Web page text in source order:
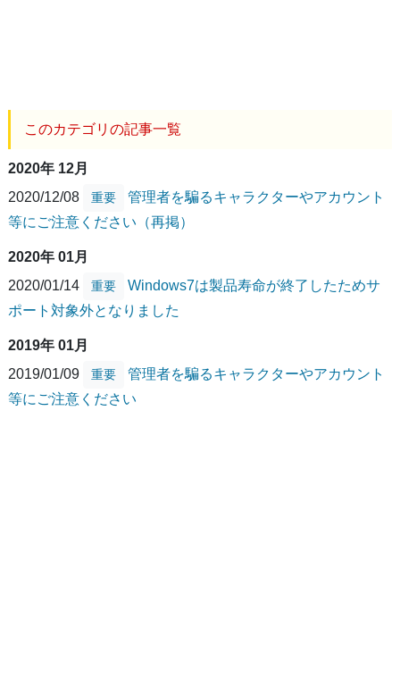
このカテゴリの記事一覧
2020年 12月
2020/12/08
重要
管理者を騙るキャラクターやアカウント
等にご注意ください（再掲）
2020年 01月
2020/01/14
重要
Windows7は製品寿命が終了したためサ
ポート対象外となりました
2019年 01月
2019/01/09
重要
管理者を騙るキャラクターやアカウント
等にご注意ください